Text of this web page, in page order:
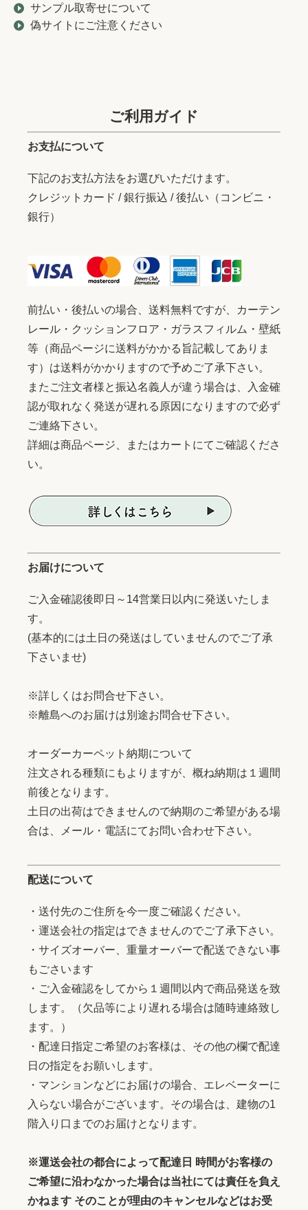
サンプル取寄せについて
偽サイトにご注意ください
ご利用ガイド
お支払について
下記のお支払方法をお選びいただけます。
クレジットカード / 銀行振込 / 後払い（コンビニ・
銀行）
前払い・後払いの場合、送料無料ですが、カーテン
レール・クッションフロア・ガラスフィルム・壁紙
等（商品ページに送料がかかる旨記載してありま
す）は送料がかかりますので予めご了承下さい。
またご注文者様と振込名義人が違う場合は、入金確
認が取れなく発送が遅れる原因になりますので必ず
ご連絡下さい。
詳細は商品ページ、またはカートにてご確認くださ
い。
お届けについて
ご入金確認後即日～14営業日以内に発送いたしま
す。
(基本的には土日の発送はしていませんのでご了承
下さいませ)
※詳しくはお問合せ下さい。
※離島へのお届けは別途お問合せ下さい。
オーダーカーペット納期について
注文される種類にもよりますが、概ね納期は１週間
前後となります。
土日の出荷はできませんので納期のご希望がある場
合は、メール・電話にてお問い合わせ下さい。
配送について
・送付先のご住所を今一度ご確認ください。
・運送会社の指定はできませんのでご了承下さい。
・サイズオーバー、重量オーバーで配送できない事
もごさいます
・ご入金確認をしてから１週間以内で商品発送を致
します。（欠品等により遅れる場合は随時連絡致し
ます。）
・配達日指定ご希望のお客様は、その他の欄で配達
日の指定をお願いします。
・マンションなどにお届けの場合、エレベーターに
入らない場合がございます。その場合は、建物の1
階入り口までのお届けとなります。
※運送会社の都合によって配達日 時間がお客様の
ご希望に沿わなかった場合は当社にては責任を負え
かねます そのことが理由のキャンセルなどはお受